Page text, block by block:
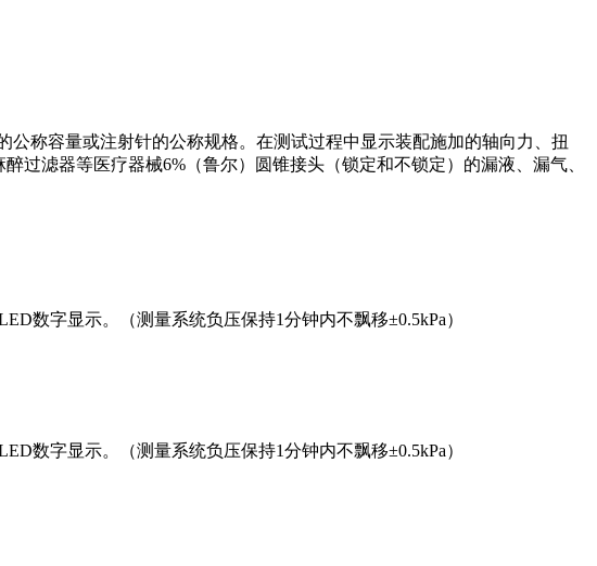
称容量或注射针的公称规格。在测试过程中显示装配施加的轴向力、扭
过滤器等医疗器械6%（鲁尔）圆锥接头（锁定和不锁定）的漏液、漏气、
数字显示。（测量系统负压保持1分钟内不飘移±0.5kPa）
数字显示。（测量系统负压保持1分钟内不飘移±0.5kPa）